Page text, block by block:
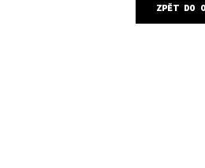
ZPĚT DO